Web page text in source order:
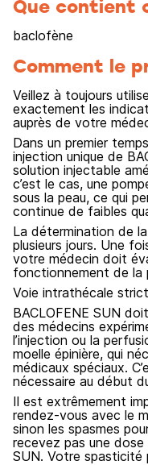
Que contient
baclofène
Comment le
Veillez à toujours
exactement les
auprès de votre
Dans un premier
injection unique de
solution injectable
c’est le cas, une
sous la peau, ce qui
continue de faibles
La détermination de
plusieurs jours. Une
votre médecin doit
fonctionnement de la
Voie intrathécale
BACLOFENE SUN
des médecins
l’injection ou la
moelle épinière, qui
médicaux spéciaux.
nécessaire au début
Il est extrêmement
rendez-vous avec le
sinon les spasmes
recevez pas une dose
SUN. Votre spasticité